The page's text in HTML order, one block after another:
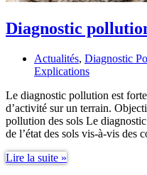
Diagnostic
Actualités, Diagnostic
Explications
Le diagnostic pollution est
d’activité sur un terrain.
pollution des sols Le
de l’état des sols vis-à-vis des
Lire la suite »